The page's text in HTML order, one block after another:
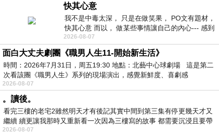
快其心意
我不是中毒太深， 只是在做笑果， PO文有題材，
快其心意 而以， 做某些事情讓自己的內心--- 感到
愉快。
2026-08-07
面白大丈夫劇團《職男人生11-開始新生活》
時間：2026年7月31日，周五19:30 地點：北藝中心球劇場 這是第二
次看該團《職男人生》系列的現場演出，感覺新鮮度、喜劇感
2026-08-07
。讀後。
看完三樓的老宅2雖然明天才有後記其實中間到第三集有停更幾天才又
繼續 續更讓我那時又重新看一次因為三樓寫的故事 都需要沉浸且要帶
有
2026-08-07